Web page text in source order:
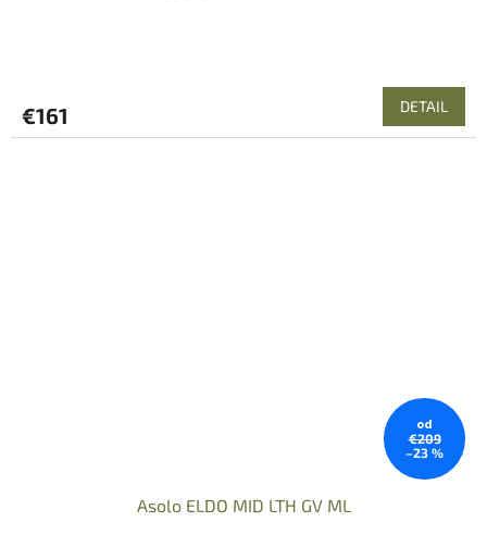
€161 DETAIL
od
€209
–23 %
Asolo ELDO MID LTH GV ML